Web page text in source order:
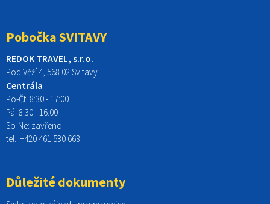
Pobočka SVITAVY
REDOK TRAVEL, s.r.o.
Pod Věží 4, 568 02 Svitavy
Centrála
Po-Čt: 8:30 - 17:00
Pá: 8:30 - 16:00
So-Ne: zavřeno
tel.: +420 461 530 663
Důležité dokumenty